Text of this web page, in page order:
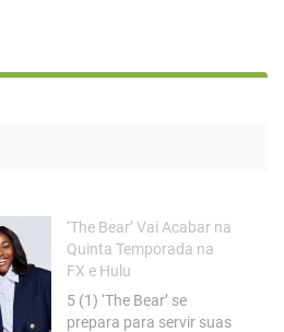
‘The Bear’ Vai Acabar na
Quinta Temporada na
FX e Hulu
5 (1) ‘The Bear’ se
prepara para servir suas